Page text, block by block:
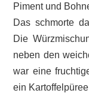
Piment und
Das schmorte
Die
neben den
war eine
ein